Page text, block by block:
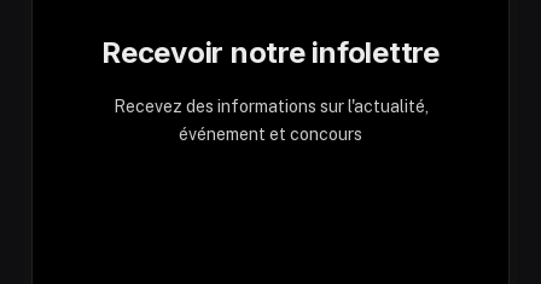
Recevoir notre infolettre
Recevez des informations sur l'actualité,
événement et concours